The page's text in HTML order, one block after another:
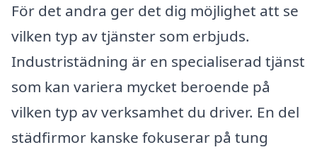
För det andra ger det dig möjlighet att se
vilken typ av tjänster som erbjuds.
Industristädning är en specialiserad tjänst
som kan variera mycket beroende på
vilken typ av verksamhet du driver. En del
städfirmor kanske fokuserar på tung